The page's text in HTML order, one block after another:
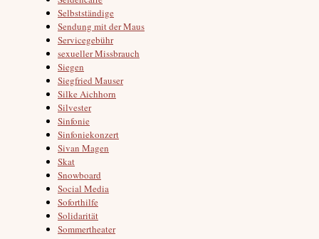
Selbstständige
Sendung mit der Maus
Servicegebühr
sexueller Missbrauch
Siegen
Siegfried Mauser
Silke Aichhorn
Silvester
Sinfonie
Sinfoniekonzert
Sivan Magen
Skat
Snowboard
Social Media
Soforthilfe
Solidarität
Sommertheater